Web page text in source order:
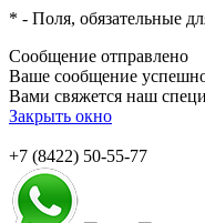
* - Поля, обязательные
Сообщение отправлено
Ваше сообщение
Вами свяжется наш
Закрыть окно
+7 (8422) 50-55-77